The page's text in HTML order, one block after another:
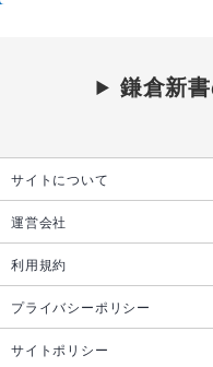
鎌倉新
サイトについて
運営会社
利用規約
プライバシーポリシー
サイトポリシー